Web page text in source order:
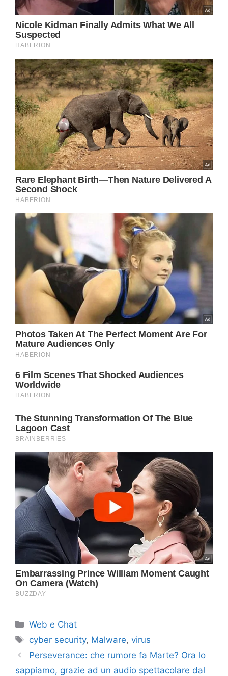
Categorie
Web e Chat
Tag
cyber security, Malware,virus
Perseverance: che rumore fa Marte? Ora lo
sappiamo, grazie ad un audio spettacolare dal